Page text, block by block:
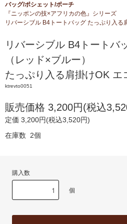
バッグ/ポシェット/ポーチ
『ニッポンの技×アフリカの色』シリーズ
リバーシブル B4トートバッグ たっぷり入る
リバーシブル B4トートバ
（レッド×ブルー）
たっぷり入る肩掛けOK エ
ktrevto0051
販売価格 3,200円(税込
定価 3,200円(税込3,520円)
在庫数 2個
購入数
個